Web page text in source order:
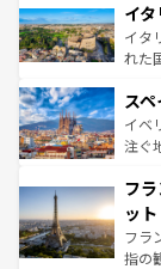
イ
イタ
れた
ろん
景な
ピザ
ませ
なお
しい
ス
イベ
注ぐ
文化
れる
る。
アー
フ
ット
フラ
指の